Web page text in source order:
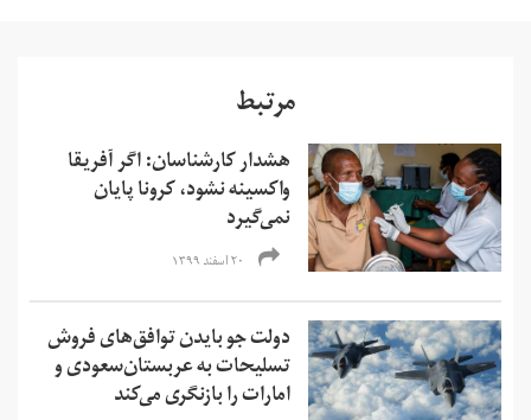
مرتبط
هشدار کارشناسان: اگر آفریقا
واکسینه نشود، کرونا پایان
نمی‌گیرد
۲۰ اسفند ۱۳۹۹
دولت جو بایدن توافق‌های فروش
تسلیحات به عربستان‌سعودی و
امارات را بازنگری می‌کند